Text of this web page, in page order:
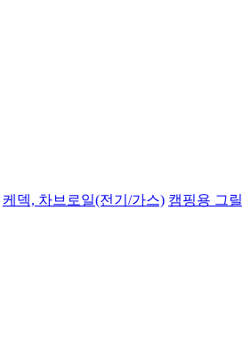
케덱, 차브로일(전기/가스) 캠핑용 그릴